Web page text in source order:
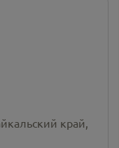
край,